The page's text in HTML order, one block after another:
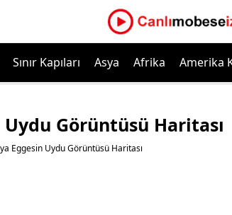
Sınır Kapıları Asya Afrika Amerika
Görüntüsü Haritası
Eggesin Uydu Görüntüsü Haritası